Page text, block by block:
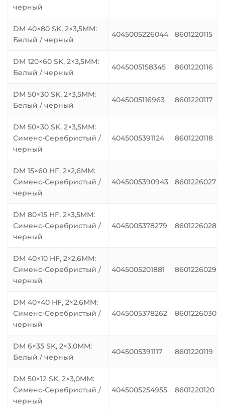
черный
DM 40×80 SK, 2×3,5MM:
Белый / черный
4045005226044 8601220115
DM 120×60 SK, 2×3,5MM:
Белый / черный
4045005158345 8601220116
DM 50×30 SK, 2×3,5MM:
Белый / черный
4045005116963 8601220117
DM 50×30 SK, 2×3,5MM:
Сименс-Серебристый /
черный
4045005391124 8601220118
DM 15×60 HF, 2×2,6MM:
Сименс-Серебристый /
черный
4045005390943 8601226027
DM 80×15 HF, 2×3,5MM:
Сименс-Серебристый /
черный
4045005378279 8601226028
DM 40×10 HF, 2×2,6MM:
Сименс-Серебристый /
черный
4045005201881 8601226029
DM 40×40 HF, 2×2,6MM:
Сименс-Серебристый /
черный
4045005378262 8601226030
DM 6×35 SK, 2×3,0MM:
Белый / черный
4045005391117 8601220119
DM 50×12 SK, 2×3,0MM:
Сименс-Серебристый /
черный
4045005254955 8601220120